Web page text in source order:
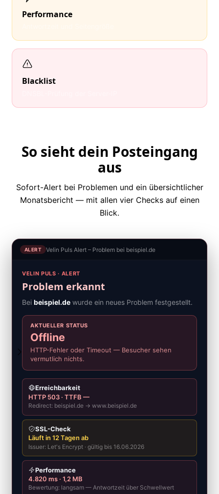
Performance
Blacklist
So sieht dein Posteingang
aus
Sofort-Alert bei Problemen und ein übersichtlicher
Monatsbericht — mit allen vier Checks auf einen
Blick.
ALERT Velin Puls Alert – Problem bei beispiel.de
VELIN PULS · ALERT
Problem erkannt
Bei beispiel.de wurde ein neues Problem festgestellt.
AKTUELLER STATUS
Offline
HTTP-Fehler oder Timeout — Besucher sehen
vermutlich nichts.
Erreichbarkeit
HTTP 503 · TTFB —
Redirect: beispiel.de → www.beispiel.de
SSL-Check
Läuft in 12 Tagen ab
Issuer: Let's Encrypt · gültig bis 16.06.2026
Performance
4.820 ms · 1,2 MB
Bewertung: langsam — Antwortzeit über Schwellwert